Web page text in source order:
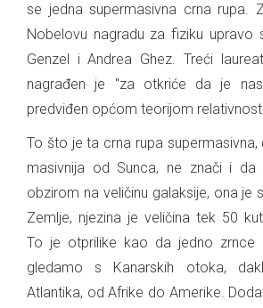
se jedna supermasivna crna rupa.
Nobelovu nagradu za fiziku upravo
Genzel i Andrea Ghez. Treći
nagrađen je "za otkriće da je
predviđen općom teorijom
To što je ta crna rupa supermasivna,
masivnija od Sunca, ne znači i
obzirom na veličinu galaksije, ona je
Zemlje, njezina je veličina tek 50
To je otprilike kao da jedno zrnce
gledamo s Kanarskih otoka,
Atlantika, od Afrike do Amerike.